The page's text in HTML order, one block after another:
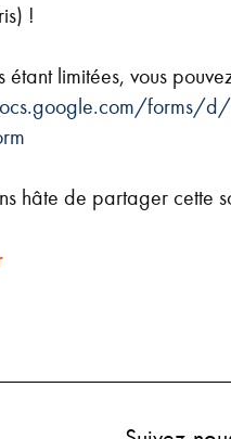
!
étant limitées, vous
forms/d/
hâte de partager cette